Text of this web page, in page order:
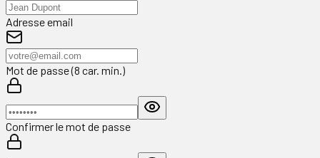
Adresse email
Mot de passe(8 car. min.)
Confirmer le mot de passe